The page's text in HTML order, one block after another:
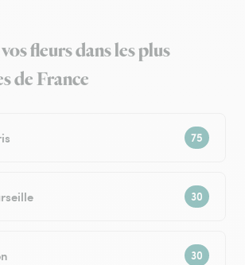
fleurs dans les plus
de France